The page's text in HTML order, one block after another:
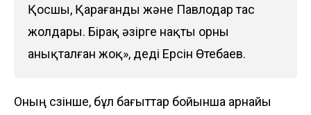
Қосшы, Қарағанды және Павлодар тас
жолдары. Бірақ әзірге нақты орны
анықталған жоқ», деді Ерсін Өтебаев.
Оның сөзінше, бұл бағыттар бойынша арнайы